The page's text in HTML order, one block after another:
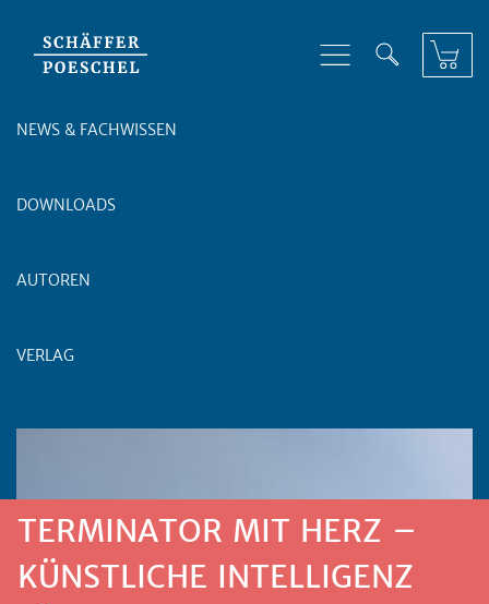
NEWS & FACHWISSEN
DOWNLOADS
AUTOREN
VERLAG
TERMINATOR MIT HERZ –
KÜNSTLICHE INTELLIGENZ